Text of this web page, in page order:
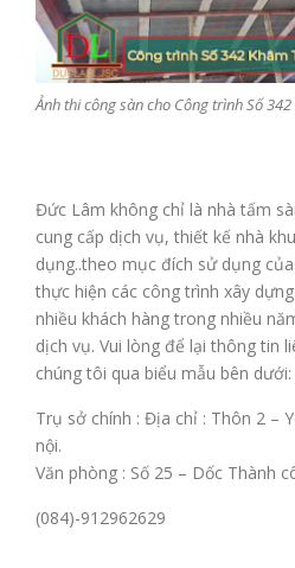
Ảnh thi công sàn cho Công trình Số
Đức Lâm không chỉ là nhà tấm
cung cấp dịch vụ, thiết kế nhà
dụng..theo mục đích sử dụng
thực hiện các công trình xây
nhiều khách hàng trong nhiều
dịch vụ. Vui lòng để lại thông tin
chúng tôi qua biểu mẫu bên dưới:
Trụ sở chính : Địa chỉ : Thôn 2 –
nội.
Văn phòng : Số 25 – Dốc Thành
(084)-912962629